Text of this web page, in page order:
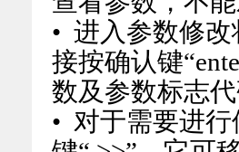
• 进入参数修
接按确认键
数及参数标志
• 对于需要进